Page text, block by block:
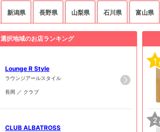
新潟県 長野県 山梨県 石川県 富山県
選択地域のお店ランキング
Lounge R Style
ラウンジアールスタイル
長岡 ／ クラブ
CLUB ALBATROSS
1
2